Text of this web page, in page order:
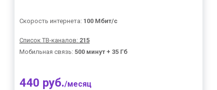
Скорость интернета: 100 Мбит/с
Список ТВ-каналов: 215
Мобильная связь: 500 минут + 35 Гб
440 руб./месяц